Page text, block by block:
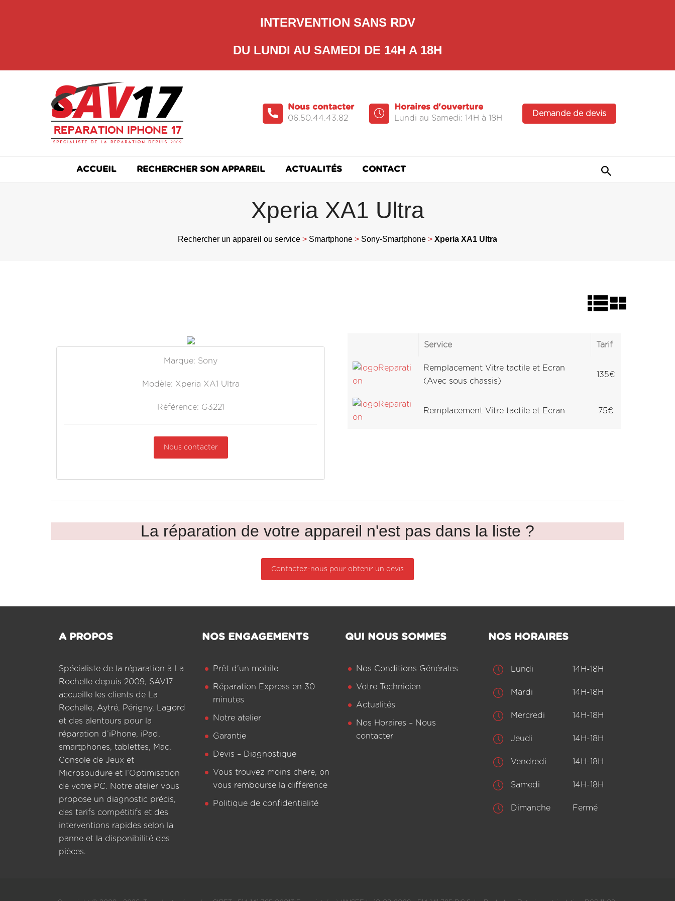
INTERVENTION SANS RDV
DU LUNDI AU SAMEDI DE 14H A 18H
Demande de devis
Horaires d'ouverture
Lundi au Samedi: 14H à 18H
Nous contacter
06.50.44.43.82
ACCUEIL RECHERCHER SON APPAREIL ACTUALITÉS CONTACT
Xperia XA1 Ultra
Rechercher un appareil ou service > Smartphone > Sony-Smartphone > Xperia XA1 Ultra
Marque: Sony
Modèle: Xperia XA1 Ultra
Référence: G3221
Nous contacter
Service Tarif
Remplacement Vitre tactile et Ecran
(Avec sous chassis)
135€
Remplacement Vitre tactile et Ecran 75€
La réparation de votre appareil n'est pas dans la liste ?
Contactez-nous pour obtenir un devis
A PROPOS
Spécialiste de la réparation à La
Rochelle depuis 2009, SAV17
accueille les clients de La
Rochelle, Aytré, Périgny, Lagord
et des alentours pour la
réparation d’iPhone, iPad,
smartphones, tablettes, Mac,
Console de Jeux et
Microsoudure et l’Optimisation
de votre PC. Notre atelier vous
propose un diagnostic précis,
des tarifs compétitifs et des
interventions rapides selon la
panne et la disponibilité des
pièces.
NOS ENGAGEMENTS
Prêt d’un mobile
Réparation Express en 30
minutes
Notre atelier
Garantie
Devis – Diagnostique
Vous trouvez moins chère, on
vous rembourse la différence
Politique de confidentialité
QUI NOUS SOMMES
Nos Conditions Générales
Votre Technicien
Actualités
Nos Horaires – Nous
contacter
NOS HORAIRES
Lundi 14H-18H
Mardi 14H-18H
Mercredi 14H-18H
Jeudi 14H-18H
Vendredi 14H-18H
Samedi 14H-18H
Dimanche Fermé